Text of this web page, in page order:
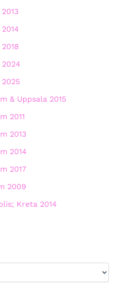
& Uppsala 2015
2011
2013
2014
2017
2009
Kreta 2014